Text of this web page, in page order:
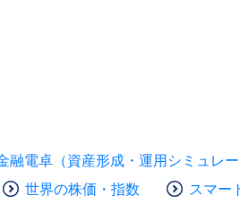
融電卓（資産形成・運用シミュレー
世界の株価・指数 スマー